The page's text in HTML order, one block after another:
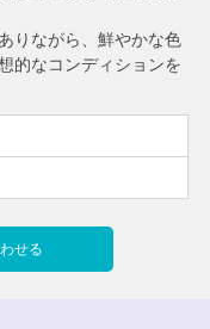
せる
りながら、鮮やかな色
的なコンディションを